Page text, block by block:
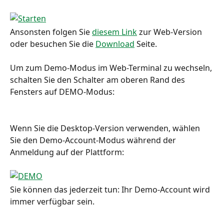
Ansonsten folgen Sie diesem Link zur Web-Version
oder besuchen Sie die Download Seite.
Um zum Demo-Modus im Web-Terminal zu wechseln,
schalten Sie den Schalter am oberen Rand des
Fensters auf DEMO-Modus:
Wenn Sie die Desktop-Version verwenden, wählen
Sie den Demo-Account-Modus während der
Anmeldung auf der Plattform:
Sie können das jederzeit tun: Ihr Demo-Account wird
immer verfügbar sein.